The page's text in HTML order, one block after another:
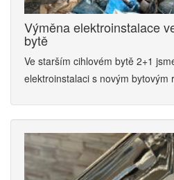
Výměna elektroinstalace
bytě
Ve starším cihlovém bytě 2+1
elektroinstalaci s novým bytovým